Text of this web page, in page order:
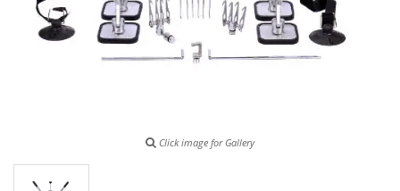
Click image for Gallery